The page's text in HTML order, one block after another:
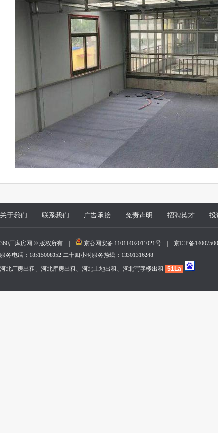
关于我们 联系我们 广告承接 免责声明 招聘英才 投
360厂库房网 © 版权所有 | 京公网安备 11011402011021号
京ICP备
服务电话：18515008352 二十四小时服务热线：13301316248
河北厂房出租、河北库房出租、河北土地出租、河北写字楼出租
51La